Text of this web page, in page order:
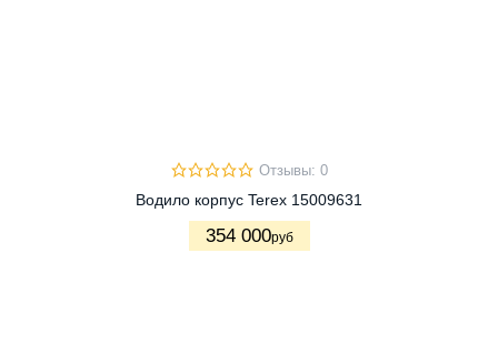
Отзывы: 0
Водило корпус Terex 15009631
354 000руб